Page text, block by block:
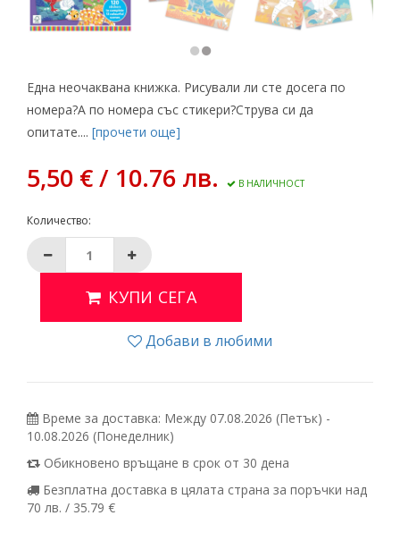
Една неочаквана книжка. Рисували ли сте досега по
номера?А по номера със стикери?Струва си да
опитате.... [прочети още]
5,50 € / 10.76 лв. В НАЛИЧНОСТ
Количество:
КУПИ СЕГА
Добави в любими
Време за доставка: Между 07.08.2026 (Петък) -
10.08.2026 (Понеделник)
Обикновено връщане в срок от 30 дена
Безплатна доставка в цялата страна за поръчки над
70 лв. / 35.79 €